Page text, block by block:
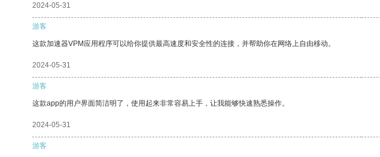
2024-05-31
游客
这款加速器VPM应用程序可以给你提供最高速度和安全性的连接，并帮助你在网络上自由移动。
2024-05-31
游客
这款app的用户界面简洁明了，使用起来非常容易上手，让我能够快速熟悉操作。
2024-05-31
游客